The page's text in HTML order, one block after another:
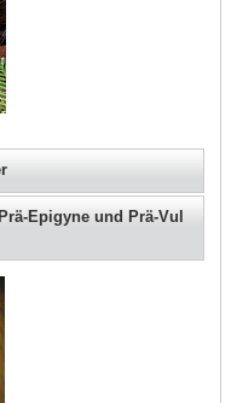
Epigyne und Prä-Vul